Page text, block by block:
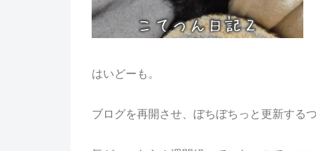
はいどーも。
ブログを再開させ、ぼちぼちっと更新する